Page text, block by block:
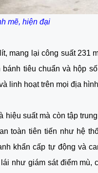
mẽ, hiện đại
mang lại công suất 231
tiêu chuẩn và hộp
linh hoạt trên mọi địa
hiệu suất mà còn tập
toàn tiên tiến như hệ
khẩn cấp tự động và
như giám sát điểm mù,